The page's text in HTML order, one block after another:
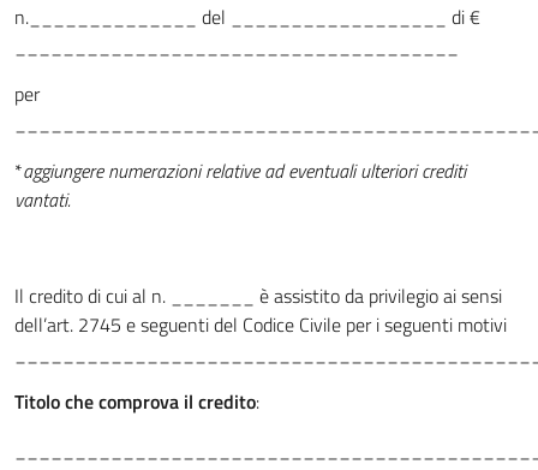
n.______________ del __________________ di €
per
*aggiungere numerazioni relative ad eventuali ulteriori crediti
vantati.
Il credito di cui al n. _______ è assistito da privilegio ai sensi
dell’art. 2745 e seguenti del Codice Civile per i seguenti motivi
Titolo che comprova il credito: